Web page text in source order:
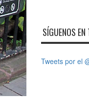
SÍGUENOS
Tweets por el